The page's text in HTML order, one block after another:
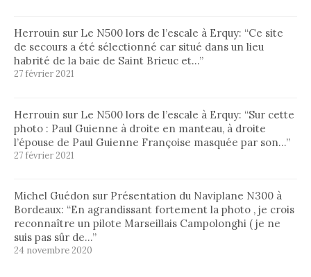
Herrouin sur Le N500 lors de l’escale à Erquy: “Ce site
de secours a été sélectionné car situé dans un lieu
habrité de la baie de Saint Brieuc et…”
27 février 2021
Herrouin sur Le N500 lors de l’escale à Erquy: “Sur cette
photo : Paul Guienne à droite en manteau, à droite
l’épouse de Paul Guienne Françoise masquée par son…”
27 février 2021
Michel Guédon sur Présentation du Naviplane N300 à
Bordeaux: “En agrandissant fortement la photo , je crois
reconnaître un pilote Marseillais Campolonghi ( je ne
suis pas sûr de…”
24 novembre 2020